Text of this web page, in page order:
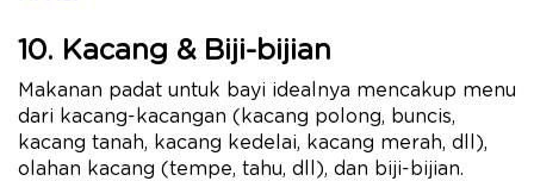
10. Kacang & Biji-bijian
Makanan padat untuk bayi idealnya mencakup menu
dari kacang-kacangan (kacang polong, buncis,
kacang tanah, kacang kedelai, kacang merah, dll),
olahan kacang (tempe, tahu, dll), dan biji-bijian.